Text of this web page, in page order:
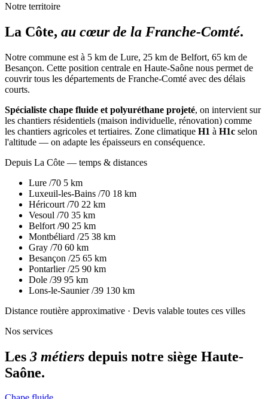
Notre territoire
La Côte, au cœur de la Franche-Comté.
Notre commune est à 5 km de Lure, 25 km de Belfort, 65 km de
Besançon. Cette position centrale en Haute-Saône nous permet de
couvrir tous les départements de Franche-Comté avec des délais
courts.
Spécialiste chape fluide et polyuréthane projeté, on intervient sur
les chantiers résidentiels (maison individuelle, rénovation) comme
les chantiers agricoles et tertiaires. Zone climatique H1 à H1c selon
l'altitude — on adapte les épaisseurs en conséquence.
Depuis La Côte — temps & distances
Lure /70 5 km
Luxeuil-les-Bains /70 18 km
Héricourt /70 22 km
Vesoul /70 35 km
Belfort /90 25 km
Montbéliard /25 38 km
Gray /70 60 km
Besançon /25 65 km
Pontarlier/25 90 km
Dole /39 95 km
Lons-le-Saunier/39 130 km
Distance routière approximative · Devis valable toutes ces villes
Nos services
Les 3 métiers depuis notre siège Haute-
Saône.